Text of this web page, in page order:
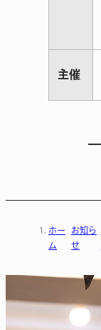
主催
ホー
ム
お知ら
せ